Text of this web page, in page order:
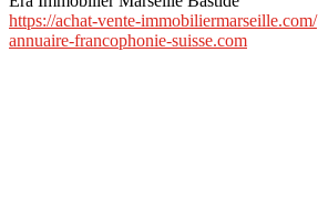
https://achat-vente-immobiliermarseille.com/
annuaire-francophonie-suisse.com